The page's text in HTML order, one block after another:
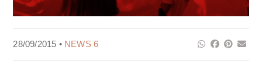
28/09/2015 • NEWS 6